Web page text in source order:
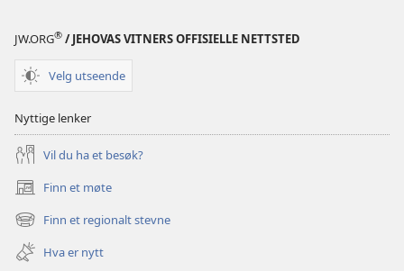
JW.ORG® / JEHOVAS VITNERS OFFISIELLE NETTSTED
Velg utseende
Nyttige lenker
Vil du ha et besøk?
Finn et møte
(åpner
nytt
vindu)
Finn et regionalt stevne
(åpner
nytt
vindu)
Hva er nytt